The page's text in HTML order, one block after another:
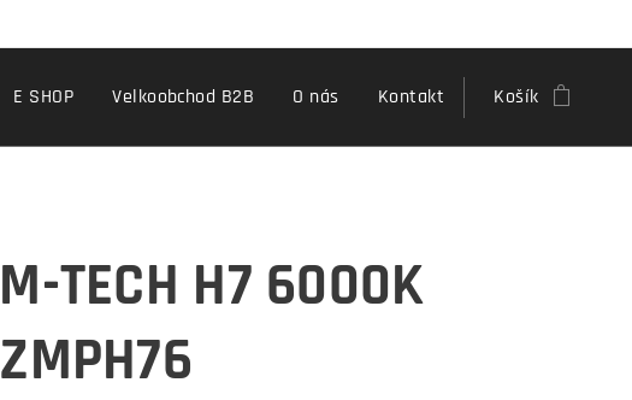
E SHOP Velkoobchod B2B O nás Kontakt Košík
M-TECH H7 6000K
ZMPH76